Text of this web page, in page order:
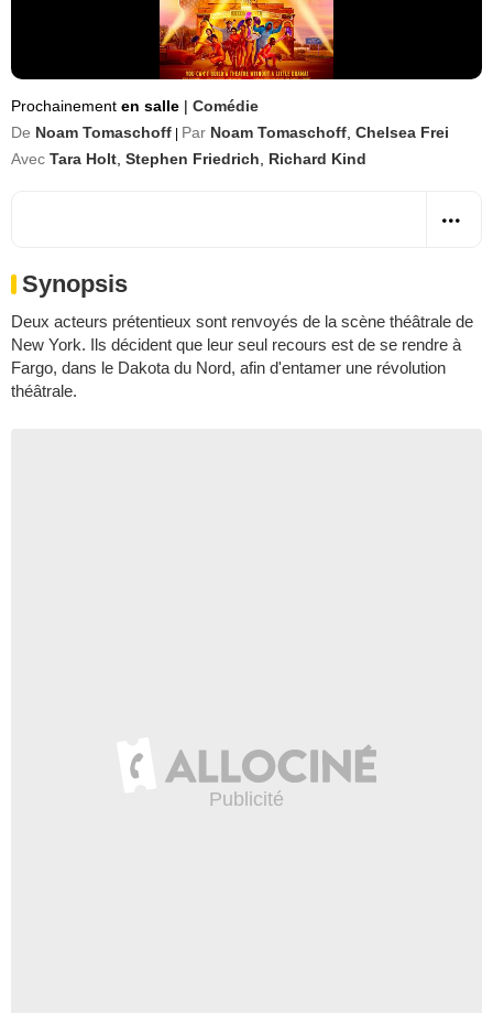
Prochainement en salle | Comédie
De Noam Tomaschoff Par Noam Tomaschoff Chelsea Frei
Avec Tara Holt Stephen Friedrich Richard Kind
Synopsis
Deux acteurs prétentieux sont renvoyés de la scène théâtrale de
New York. Ils décident que leur seul recours est de se rendre à
Fargo, dans le Dakota du Nord, afin d'entamer une révolution
théâtrale.